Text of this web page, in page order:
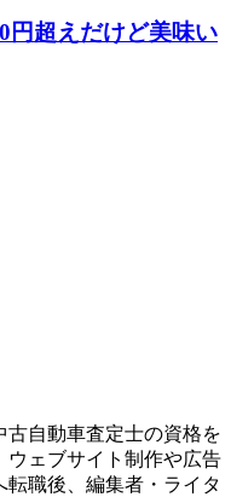
円超えだけど美味い
古自動車査定士の資格を
ウェブサイト制作や広告
職後、編集者・ライタ